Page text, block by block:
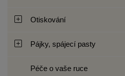
Otiskování
Pájky, spájecí pasty
Péče o vaše ruce